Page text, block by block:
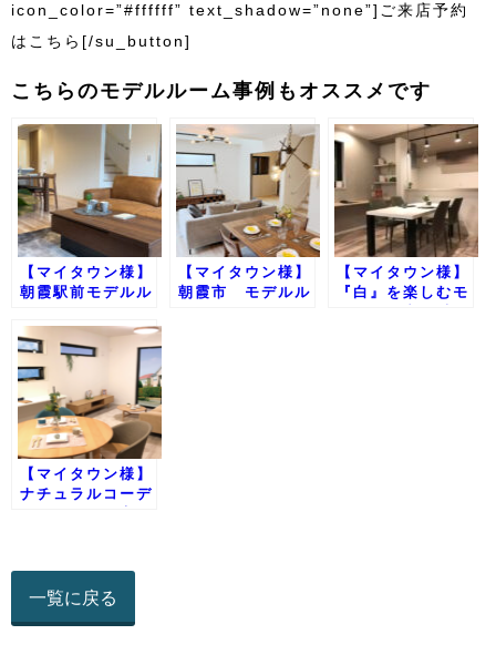
icon_color=”#ffffff” text_shadow=”none”]ご来店予約
はこちら[/su_button]
こちらのモデルルーム事例もオススメです
【マイタウン様】
朝霞駅前モデルル
ート施工
【マイタウン様】
朝霞市 モデルル
【マイタウン様】
『白』を楽しむモ
【マイタウン様】
ナチュラルコーデ
一覧に戻る